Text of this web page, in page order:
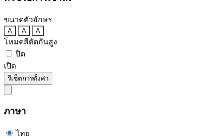
ขนาดตัวอักษร
A A A
โหมดสีตัดกันสูง
ปิด
เปิด
รีเซ็ตการตั้งค่า
ภาษา
ไทย